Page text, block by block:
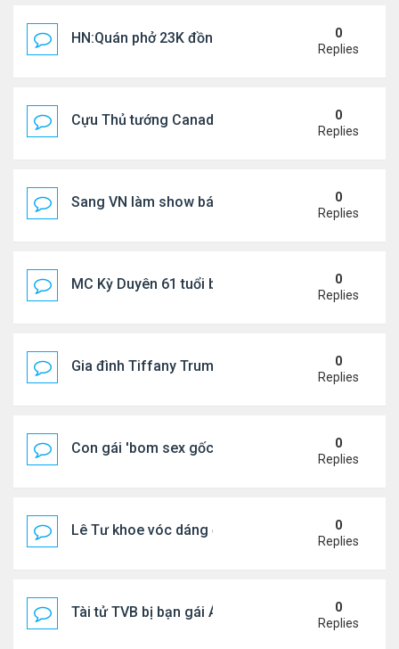
HN:Quán phở 23K đồng một bát, 7 năm không
0
Replies
Cựu Thủ tướng Canada thoa kem chống nắng
0
Replies
Sang VN làm show bán vé giá "trên trời"
0
Replies
MC Kỳ Duyên 61 tuổi bị soi nhan sắc khi 0
Replies
Gia đình Tiffany Trump đi nghỉ ở Spain
0
Replies
Con gái 'bom sex gốc Việt' đón tuổi 18
0
Replies
Lê Tư khoe vóc dáng ở châu Âu
0
Replies
Tài tử TVB bị bạn gái Á hậu phản bội giờ ra sao?
0
Replies